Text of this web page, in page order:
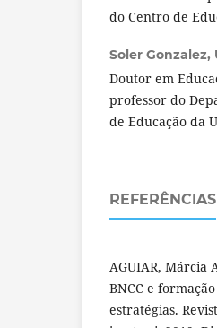
do Centro de
Soler Gonzalez,
Doutor em
professor do
de Educação da
REFERÊNCIAS
AGUIAR, Márcia
BNCC e
estratégias.